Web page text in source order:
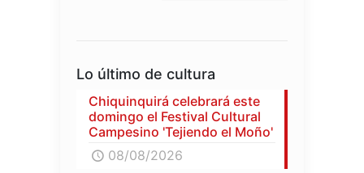
Lo último de cultura
Chiquinquirá celebrará este
domingo el Festival Cultural
Campesino 'Tejiendo el Moño'
08/08/2026